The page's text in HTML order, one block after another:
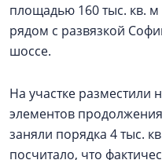
площадью 160 тыс. кв.
рядом с развязкой
шоссе.
На участке разместили
элементов
заняли порядка 4 тыс.
посчитало, что